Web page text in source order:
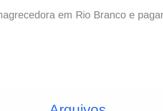
em Rio Branco e